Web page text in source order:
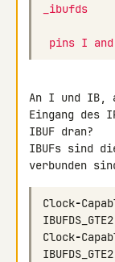
_ibufds
pins I
An I und IB,
Eingang des
IBUF dran?
IBUFs sind
verbunden
Clock-
IBUFDS_GTE2
Clock-
IBUFDS_GTE2